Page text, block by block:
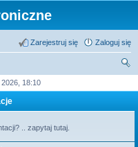
Zaloguj się
Zarejestruj się
18:10
.. zapytaj tutaj.